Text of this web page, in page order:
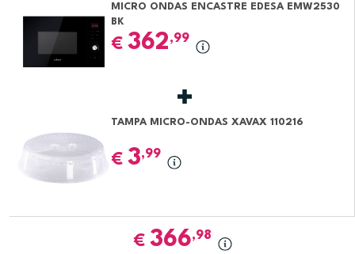
MICRO ONDAS ENCASTRE EDESA EMW2530
BK
€ 362,99
TAMPA MICRO-ONDAS XAVAX 110216
€ 3,99
€ 366,98